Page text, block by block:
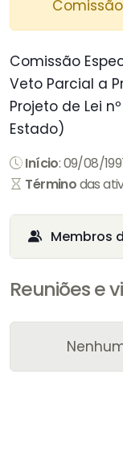
Comissão
Veto Parcial a
Projeto de Lei
Estado)
Início: 09/08/
Términodas
Membros
Reuniões e